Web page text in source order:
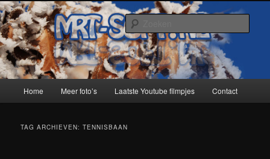
Spring
naar
de
primaire
inhoud
Spring
naar
de
secundaire
inhoudMRT-Soft
Home Meer foto’s Laatste Youtube filmpjes Contact
TAG ARCHIEVEN:TENNISBAAN